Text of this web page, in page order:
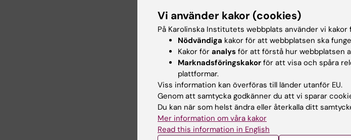
Uppdaterad av:
Åsa Svensson
2022-02-09
Dela
Relaterade artiklar
Vi använder kakor (cookies)
På Karolinska Institutets webbplats använder vi kakor
Nödvändiga kakor för att webbplatsen ska
Kakor för analys för att förstå hur webbplatsen
Marknadsföringskakor för att visa och spåra
plattformar.
Viss information kan överföras till länder utanför EU.
Genom att samtycka godkänner du att vi sparar
Du kan när som helst ändra eller återkalla ditt
Mer information om våra kakor
Read this information in English